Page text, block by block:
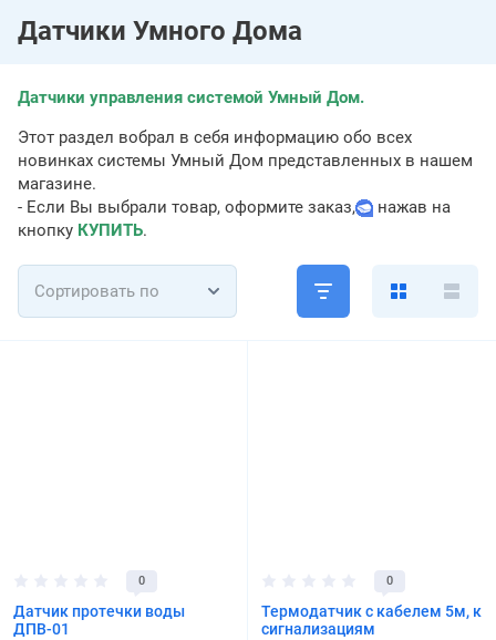
Датчики Умного Дома
Датчики управления системой Умный Дом.
Этот раздел вобрал в себя информацию обо всех
новинках системы Умный Дом представленных в нашем
магазине.
- Если Вы выбрали товар, оформите заказ,
нажав на
кнопку КУПИТЬ.
Сортировать по
0
Датчик протечки воды
ДПВ-01
0
Термодатчик с кабелем 5м, к
сигнализациям